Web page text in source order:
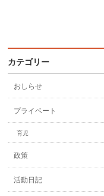
カテゴリー
おしらせ
プライベート
育児
政策
活動日記